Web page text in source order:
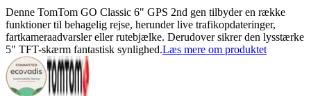
Denne TomTom GO Classic 6" GPS 2nd gen tilbyder en række
funktioner til behagelig rejse, herunder live trafikopdateringer,
fartkameraadvarsler eller rutebjælke. Derudover sikrer den lysstærke
5" TFT-skærm fantastisk synlighed.Læs mere om produktet